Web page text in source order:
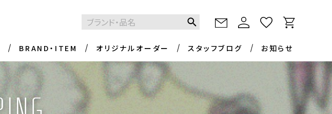
BRAND・ITEM オリジナルオーダー スタッフブログ お知らせ